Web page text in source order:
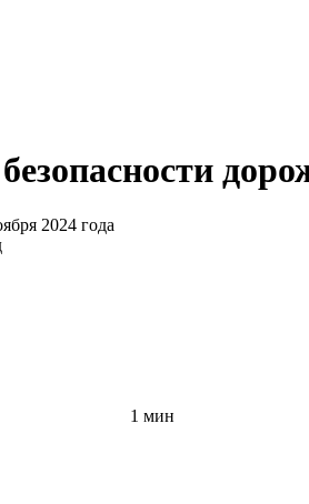
2024 года
1 мин